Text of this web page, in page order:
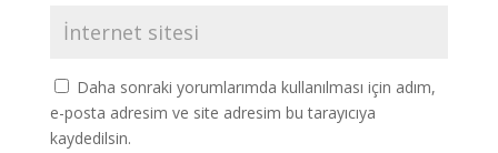
Daha sonraki yorumlarımda kullanılması için adım,
e-posta adresim ve site adresim bu tarayıcıya
kaydedilsin.